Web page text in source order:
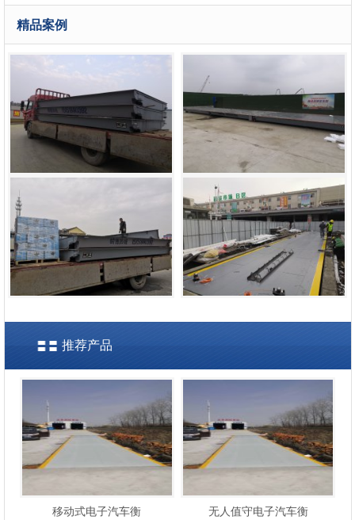
精品案例
上海隧道南京地铁10号线项目
推荐产品
移动式电子汽车衡 无人值守电子汽车衡